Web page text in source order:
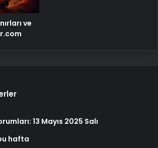
ve
13 Mayıs 2025 Salı
hafta